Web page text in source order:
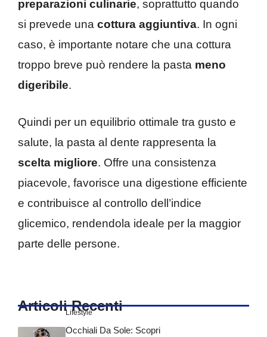
preparazioni culinarie, soprattutto quando
si prevede una cottura aggiuntiva. In ogni
caso, è importante notare che una cottura
troppo breve può rendere la pasta meno
digeribile.
Quindi per un equilibrio ottimale tra gusto e
salute, la pasta al dente rappresenta la
scelta migliore. Offre una consistenza
piacevole, favorisce una digestione efficiente
e contribuisce al controllo dell’indice
glicemico, rendendola ideale per la maggior
parte delle persone.
Articoli Recenti
Lifestyle
Occhiali Da Sole: Scopri